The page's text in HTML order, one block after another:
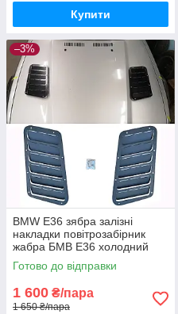
Купити
–3%
BMW E36 зябра залізні
накладки повітрозабірник
жабра БМВ Е36 холодний
впуск під капот в тому числі
для інших авто
Готово до відправки
1 600 ₴/пара
1 650 ₴/пара